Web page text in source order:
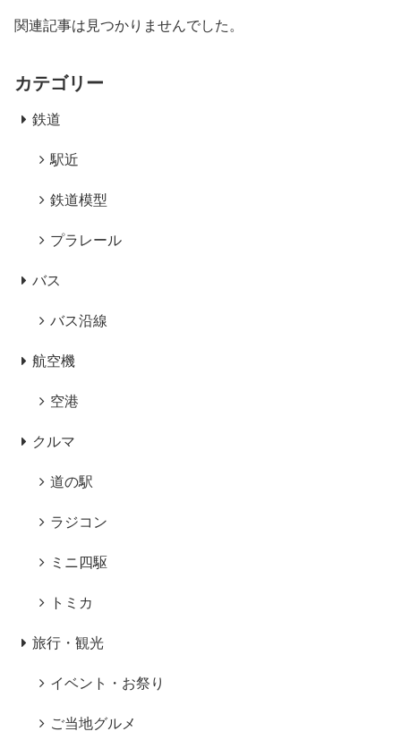
関連記事は見つかりませんでした。
カテゴリー
鉄道
駅近
鉄道模型
プラレール
バス
バス沿線
航空機
空港
クルマ
道の駅
ラジコン
ミニ四駆
トミカ
旅行・観光
イベント・お祭り
ご当地グルメ